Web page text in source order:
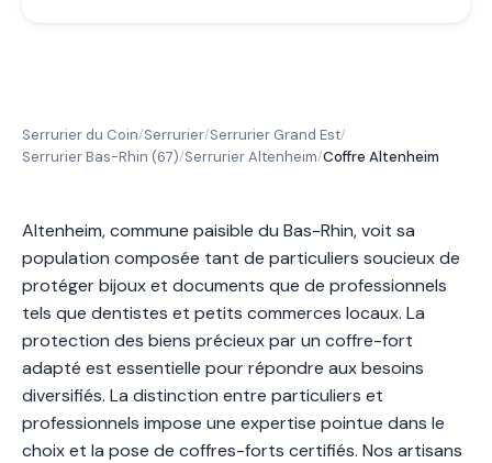
Serrurier du Coin/Serrurier/Serrurier Grand Est/
Serrurier Bas-Rhin (67)/Serrurier Altenheim/Coffre Altenheim
Altenheim, commune paisible du Bas-Rhin, voit sa
population composée tant de particuliers soucieux de
protéger bijoux et documents que de professionnels
tels que dentistes et petits commerces locaux. La
protection des biens précieux par un coffre-fort
adapté est essentielle pour répondre aux besoins
diversifiés. La distinction entre particuliers et
professionnels impose une expertise pointue dans le
choix et la pose de coffres-forts certifiés. Nos artisans